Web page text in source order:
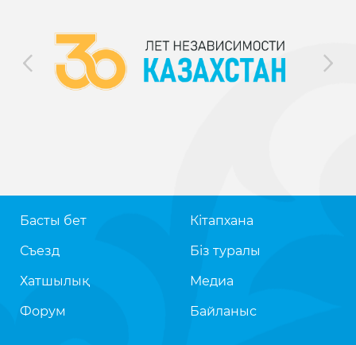
Басты бет
Съезд
Хатшылық
Форум
Кітапхана
Біз туралы
Медиа
Байланыс